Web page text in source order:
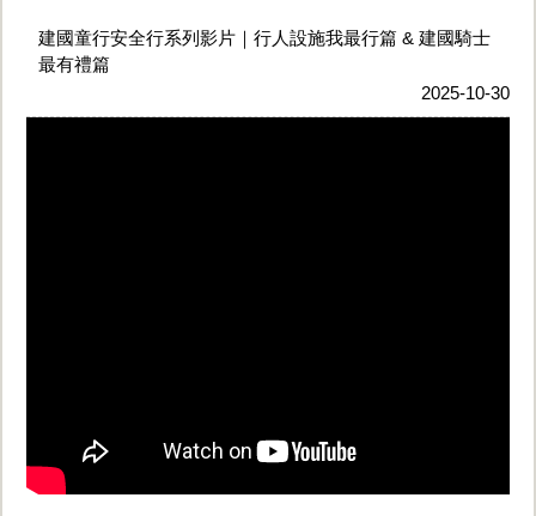
建國童行安全行系列影片｜行人設施我最行篇 & 建國騎士
最有禮篇
2025-10-30